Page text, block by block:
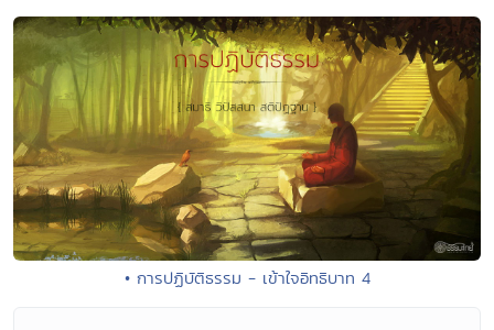
• การปฏิบัติธรรม - เข้าใจอิทธิบาท 4